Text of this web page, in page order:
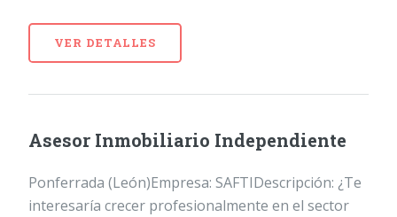
VER DETALLES
Asesor Inmobiliario Independiente
Ponferrada (León)Empresa: SAFTIDescripción: ¿Te
interesaría crecer profesionalmente en el sector